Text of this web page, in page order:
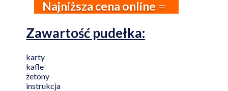
Najniższa cena online
Zawartość pudełka:
karty
kafle
żetony
instrukcja